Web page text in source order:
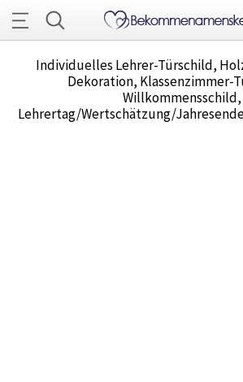
Individuelles Lehrer-Türschild,
Dekoration, Klassenzimmer-
Willkommensschild,
Lehrertag/Wertschätzung/